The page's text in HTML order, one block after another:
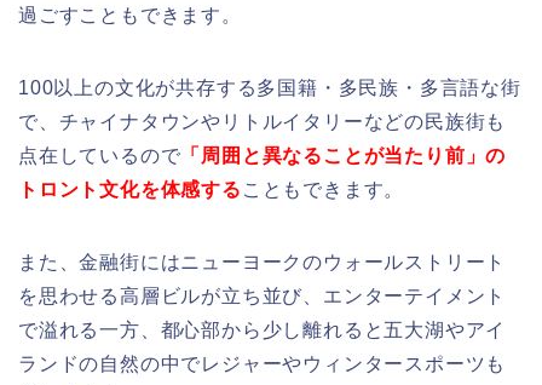
過ごすこともできます。
100以上の文化が共存する多国籍・多民族・多言語な街
で、チャイナタウンやリトルイタリーなどの民族街も
点在しているので 「周囲と異なることが当たり前」の
トロント文化を体感する こともできます。
また、金融街にはニューヨークのウォールストリート
を思わせる高層ビルが立ち並び、エンターテイメント
で溢れる一方、都心部から少し離れると五大湖やアイ
ランドの自然の中でレジャーやウィンタースポーツも